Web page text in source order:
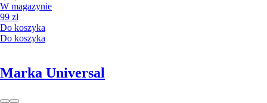
W magazynie
99 zł
Do koszyka
Do koszyka
Marka Universal